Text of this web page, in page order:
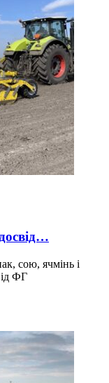
сою, ячмінь і
ФГ